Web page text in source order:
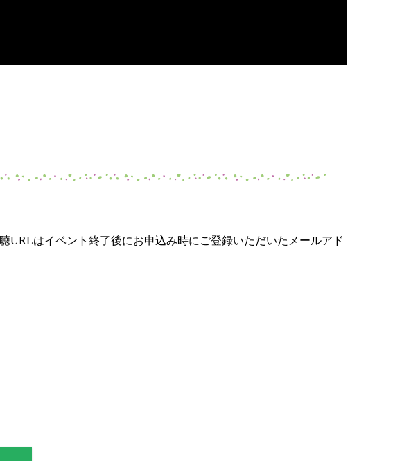
URLはイベント終了後にお申込み時にご登録いただいたメールアド